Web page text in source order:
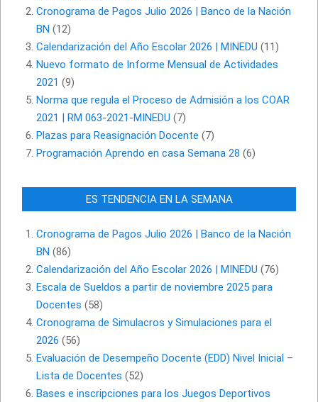
Cronograma de Pagos Julio 2026 | Banco de la Nación
BN (12)
Calendarización del Año Escolar 2026 | MINEDU (11)
Nuevo formato de Informe Mensual de Actividades
2021 (9)
Norma que regula el Proceso de Admisión a los COAR
2021 | RM 063-2021-MINEDU (7)
Plazas para Reasignación Docente (7)
Programación Aprendo en casa Semana 28 (6)
ES TENDENCIA EN LA SEMANA
Cronograma de Pagos Julio 2026 | Banco de la Nación
BN (86)
Calendarización del Año Escolar 2026 | MINEDU (76)
Escala de Sueldos a partir de noviembre 2025 para
Docentes (58)
Cronograma de Simulacros y Simulaciones para el
2026 (56)
Evaluación de Desempeño Docente (EDD) Nivel Inicial –
Lista de Docentes (52)
Bases e inscripciones para los Juegos Deportivos